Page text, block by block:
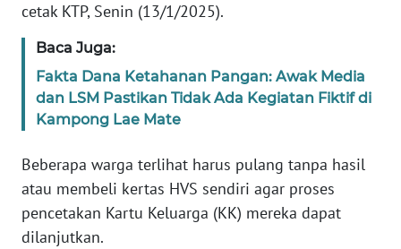
cetak KTP, Senin (13/1/2025).
Baca Juga:
Fakta Dana Ketahanan Pangan: Awak Media
dan LSM Pastikan Tidak Ada Kegiatan Fiktif di
Kampong Lae Mate
Beberapa warga terlihat harus pulang tanpa hasil
atau membeli kertas HVS sendiri agar proses
pencetakan Kartu Keluarga (KK) mereka dapat
dilanjutkan.
DISCLAIMER
Wahana
Regional
WN
SUMUT